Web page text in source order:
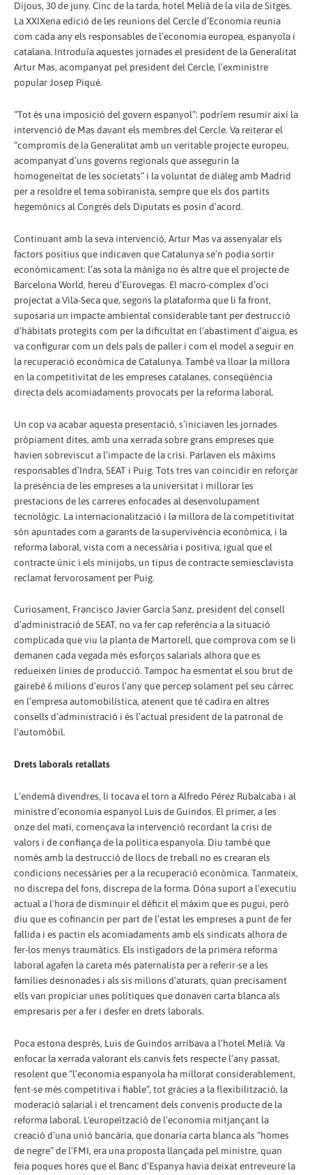
Dijous, 30 de juny. Cinc de la tarda, hotel Melià de la vila de Sitges.
La XXIXena edició de les reunions del Cercle d’Economia reunia
com cada any els responsables de l’economia europea, espanyola i
catalana. Introduïa aquestes jornades el president de la Generalitat
Artur Mas, acompanyat pel president del Cercle, l’exministre
popular Josep Piqué.
“Tot és una imposició del govern espanyol”: podríem resumir així la
intervenció de Mas davant els membres del Cercle. Va reiterar el
“compromís de la Generalitat amb un veritable projecte europeu,
acompanyat d’uns governs regionals que assegurin la
homogeneïtat de les societats” i la voluntat de diàleg amb Madrid
per a resoldre el tema sobiranista, sempre que els dos partits
hegemònics al Congrés dels Diputats es posin d’acord.
Continuant amb la seva intervenció, Artur Mas va assenyalar els
factors positius que indicaven que Catalunya se’n podia sortir
econòmicament: l’as sota la màniga no és altre que el projecte de
Barcelona World, hereu d’Eurovegas. El macro-complex d’oci
projectat a Vila-Seca que, segons la plataforma que li fa front,
suposaria un impacte ambiental considerable tant per destrucció
d’hàbitats protegits com per la dificultat en l’abastiment d’aigua, es
va configurar com un dels pals de paller i com el model a seguir en
la recuperació econòmica de Catalunya. També va lloar la millora
en la competitivitat de les empreses catalanes, conseqüència
directa dels acomiadaments provocats per la reforma laboral.
Un cop va acabar aquesta presentació, s’iniciaven les jornades
pròpiament dites, amb una xerrada sobre grans empreses que
havien sobreviscut a l’impacte de la crisi. Parlaven els màxims
responsables d’Indra, SEAT i Puig. Tots tres van coincidir en reforçar
la presència de les empreses a la universitat i millorar les
prestacions de les carreres enfocades al desenvolupament
tecnològic. La internacionalització i la millora de la competitivitat
són apuntades com a garants de la supervivència econòmica, i la
reforma laboral, vista com a necessària i positiva, igual que el
contracte únic i els minijobs, un tipus de contracte semiesclavista
reclamat fervorosament per Puig.
Curiosament, Francisco Javier García Sanz, president del consell
d’administració de SEAT, no va fer cap referència a la situació
complicada que viu la planta de Martorell, que comprova com se li
demanen cada vegada més esforços salarials alhora que es
redueixen línies de producció. Tampoc ha esmentat el sou brut de
gairebé 6 milions d’euros l’any que percep solament pel seu càrrec
en l’empresa automobilística, atenent que té cadira en altres
consells d’administració i és l’actual president de la patronal de
l’automòbil.
Drets laborals retallats
L’endemà divendres, li tocava el torn a Alfredo Pérez Rubalcaba i al
ministre d’economia espanyol Luis de Guindos. El primer, a les
onze del matí, començava la intervenció recordant la crisi de
valors i de confiança de la política espanyola. Diu també que
només amb la destrucció de llocs de treball no es crearan els
condicions necessàries per a la recuperació econòmica. Tanmateix,
no discrepa del fons, discrepa de la forma. Dóna suport a l’executiu
actual a l'hora de disminuir el dèficit el màxim que es pugui, però
diu que es cofinancin per part de l’estat les empreses a punt de fer
fallida i es pactin els acomiadaments amb els sindicats alhora de
fer-los menys traumàtics. Els instigadors de la primera reforma
laboral agafen la careta més paternalista per a referir-se a les
famílies desnonades i als sis milions d’aturats, quan precisament
ells van propiciar unes polítiques que donaven carta blanca als
empresaris per a fer i desfer en drets laborals.
Poca estona després, Luis de Guindos arribava a l’hotel Melià. Va
enfocar la xerrada valorant els canvis fets respecte l’any passat,
resolent que “l’economia espanyola ha millorat considerablement,
fent-se més competitiva i fiable”, tot gràcies a la flexibilització, la
moderació salarial i el trencament dels convenis producte de la
reforma laboral. L'europeïtzació de l’economia mitjançant la
creació d’una unió bancària, que donaria carta blanca als “homes
de negre” de l’FMI, era una proposta llançada pel ministre, quan
feia poques hores que el Banc d’Espanya havia deixat entreveure la